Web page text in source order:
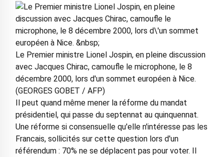
Le Premier ministre Lionel Jospin, en pleine discussion
avec Jacques Chirac, camoufle le microphone, le 8
décembre 2000, lors d'un sommet européen à Nice.
(GEORGES GOBET / AFP)
Il peut quand même mener la réforme du mandat
présidentiel, qui passe du septennat au quinquennat.
Une réforme si consensuelle qu'elle n'intéresse pas les
Francais, sollicités sur cette question lors d'un
référendum : 70% ne se déplacent pas pour voter. Il